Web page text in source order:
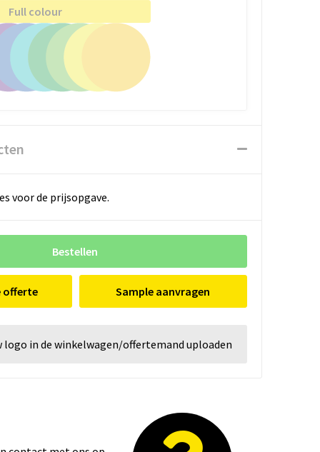
Full colour
voor de prijsopgave.
Bestellen
offerte Sample aanvragen
logo in de winkelwagen/offertemand uploaden